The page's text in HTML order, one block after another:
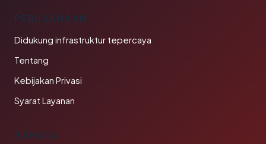
PERUSAHAAN
Didukung infrastruktur tepercaya
Tentang
Kebijakan Privasi
Syarat Layanan
BAHASA